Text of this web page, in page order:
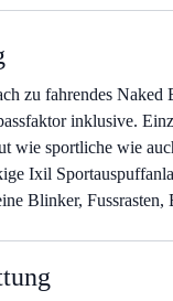
zu fahrendes Naked
inklusive.
wie sportliche wie
Ixil
Blinker, Fussrasten,